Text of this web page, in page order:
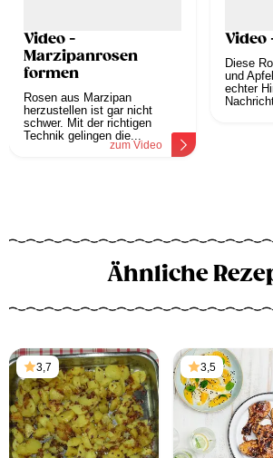
Video -
Marzipanrosen
formen
Rosen aus Marzipan
herzustellen ist gar nicht
schwer. Mit der richtigen
Technik gelingen die...
zum Video
Video
Diese
und
echter
Ähnliche
3,7 3,5